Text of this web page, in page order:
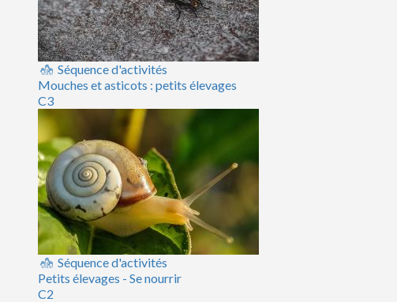
Séquence d'activités
Mouches et asticots : petits élevages
C3
Séquence d'activités
Petits élevages - Se nourrir
C2